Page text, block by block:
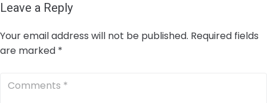
Leave a Reply
Your email address will not be published. Required fields
are marked *